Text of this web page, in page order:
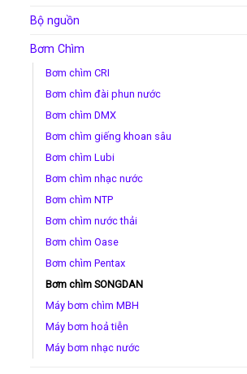
Bộ nguồn
Bơm Chìm
Bơm chìm CRI
Bơm chìm đài phun nước
Bơm chìm DMX
Bơm chìm giếng khoan sâu
Bơm chìm Lubi
Bơm chìm nhạc nước
Bơm chìm NTP
Bơm chìm nước thải
Bơm chìm Oase
Bơm chìm Pentax
Bơm chìm SONGDAN
Máy bơm chìm MBH
Máy bơm hoả tiễn
Máy bơm nhạc nước